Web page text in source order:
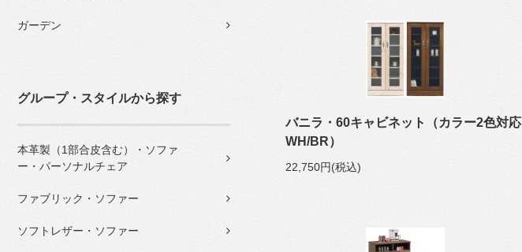
ガーデン
グループ・スタイルから探す
本革製（1部合皮含む）・ソファ
ー・パーソナルチェア
ファブリック・ソファー
ソフトレザー・ソファー
バニラ・60キャビネット（カラー2色対応
WH/BR）
22,750円(税込)